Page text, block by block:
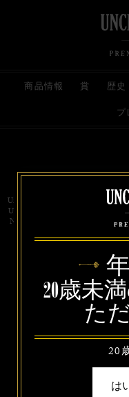
商品情報 賞 歴史
プ
お問い合わせ
Uncle Nearest Premium Whiskey is
UNCLE NEAREST, THE BEST
NATHAN GREEN, NEAREST
20歳未
た
20
は